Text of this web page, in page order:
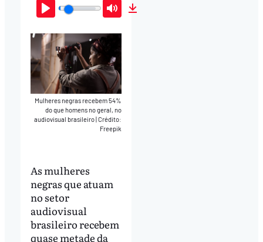
Play Mute
Mulheres negras recebem 54%
do que homens no geral, no
audiovisual brasileiro Crédito:
Freepik
As mulheres
negras que atuam
no setor
audiovisual
brasileiro recebem
quase metade da